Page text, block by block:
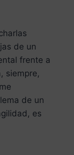
de un
frente a
siempre,
de un
es